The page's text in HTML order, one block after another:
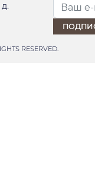
RESERVED.